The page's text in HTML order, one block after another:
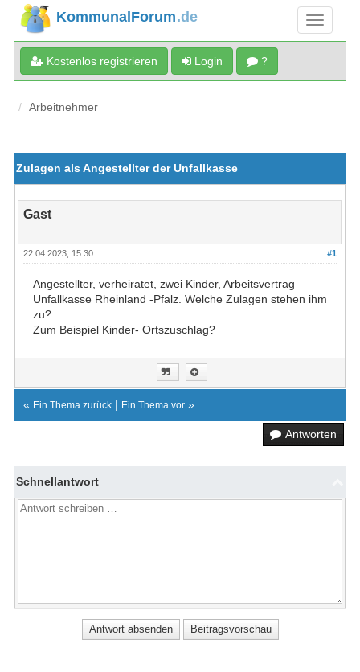
KommunalForum.de
Kostenlos registrieren Login ?
Arbeitnehmer
Zulagen als Angestellter der Unfallkasse
Gast
-
#1
22.04.2023, 15:30
Angestellter, verheiratet, zwei Kinder, Arbeitsvertrag
Unfallkasse Rheinland -Pfalz. Welche Zulagen stehen ihm
zu?
Zum Beispiel Kinder- Ortszuschlag?
« Ein Thema zurück| Ein Thema vor»
Antworten
Schnellantwort